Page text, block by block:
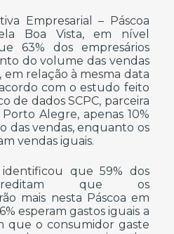
Empresarial – Páscoa
Boa Vista, em nível
63% dos empresários
do volume das vendas
em relação à mesma data
com o estudo feito
de dados SCPC, parceira
Alegre, apenas 10%
das vendas, enquanto os
vendas iguais.
que 59% dos
que os
mais nesta Páscoa em
esperam gastos iguais a
que o consumidor gaste